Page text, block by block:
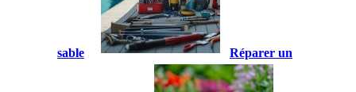
sable Réparer un